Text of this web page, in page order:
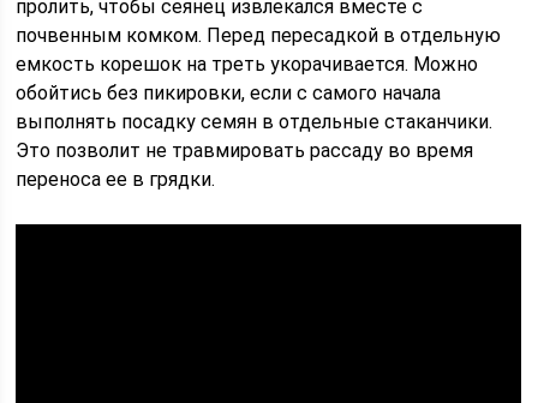
пролить, чтобы сеянец извлекался вместе с
почвенным комком. Перед пересадкой в отдельную
емкость корешок на треть укорачивается. Можно
обойтись без пикировки, если с самого начала
выполнять посадку семян в отдельные стаканчики.
Это позволит не травмировать рассаду во время
переноса ее в грядки.